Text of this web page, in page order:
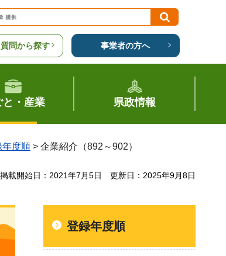
問から探す 事業者の方へ
と・産業 県政情報
年度順 > 企業紹介（892～902）
掲載開始日：2021年7月5日 更新日：2025年9月8日
登録年度順